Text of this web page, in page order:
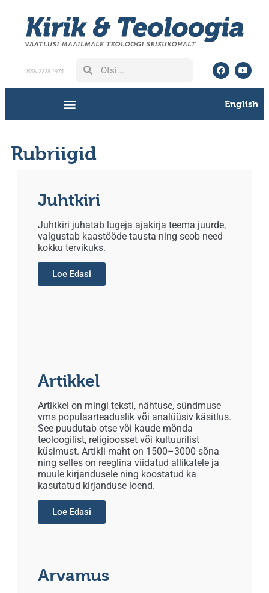
ISSN 2228-1975
English
Rubriigid
Juhtkiri
Juhtkiri juhatab lugeja ajakirja teema juurde,
valgustab kaastööde tausta ning seob need
kokku tervikuks.
Loe Edasi
Artikkel
Artikkel on mingi teksti, nähtuse, sündmuse
vms populaarteaduslik või analüüsiv käsitlus.
See puudutab otse või kaude mõnda
teoloogilist, religioosset või kultuurilist
küsimust. Artikli maht on 1500–3000 sõna
ning selles on reeglina viidatud allikatele ja
muule kirjandusele ning koostatud ka
kasutatud kirjanduse loend.
Loe Edasi
Arvamus